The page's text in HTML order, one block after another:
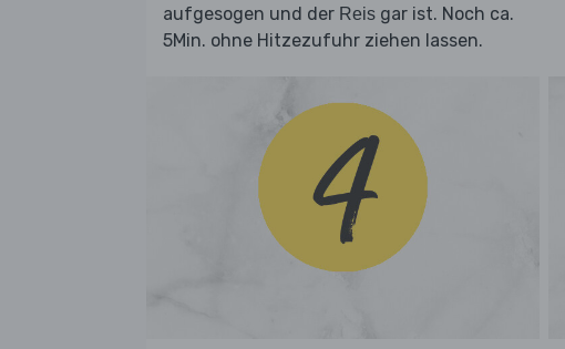
aufgesogen und der Reis gar ist. Noch ca.
5Min. ohne Hitzezufuhr ziehen lassen.